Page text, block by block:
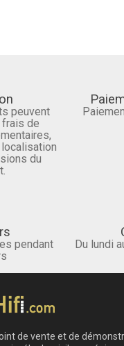
peuvent
de
du
pendant
Du lundi
de vente et de